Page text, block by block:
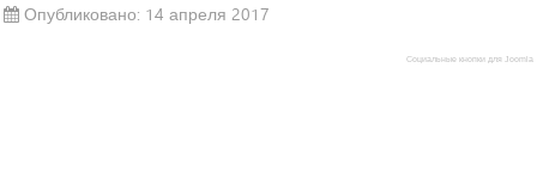
Опубликовано: 14 апреля 2017
Социальные кнопки для Joomla